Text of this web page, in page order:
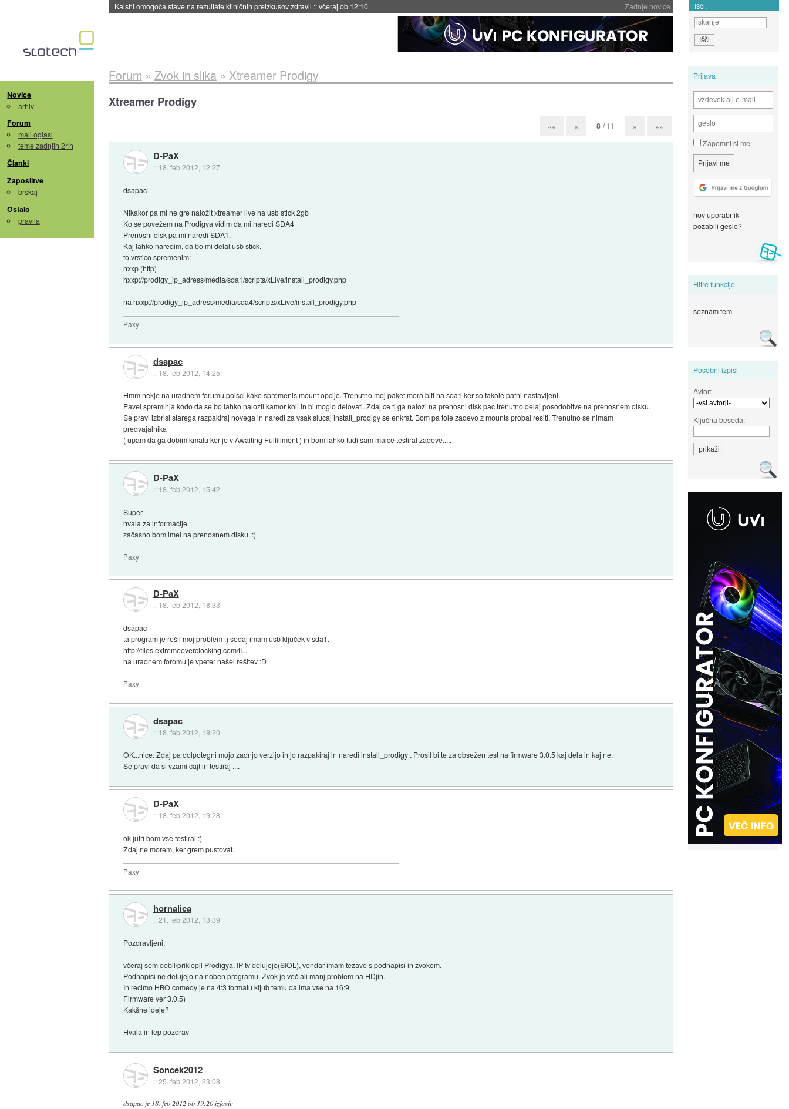
Zadnje novice
Sandisk že prodal več kot polovico SSD-jev za naslednji dve leti::včeraj ob 11:37 Išči:
Novice
arhiv
Forum
mali oglasi
teme zadnjih 24h
Članki
Zaposlitve
brskaj
Ostalo
pravila
Prijava
Zapomni si me
nov uporabnik
pozabili geslo?
Hitre funkcije
seznam tem
Posebni izpisi
Avtor:
Ključna beseda:
Forum » Zvok in slika» Xtreamer Prodigy
Xtreamer Prodigy
«« « 8 / 11 » »»
D-PaX
:: 18. feb 2012, 12:27
dsapac
Nikakor pa mi ne gre naložit xtreamer live na usb stick 2gb
Ko se povežem na Prodigya vidim da mi naredi SDA4
Prenosni disk pa mi naredi SDA1.
Kaj lahko naredim, da bo mi delal usb stick.
to vrstico spremenim:
hxxp (http)
hxxp://prodigy_ip_adress/media/sda1/scripts/xLive/install_prodigy.php
na hxxp://prodigy_ip_adress/media/sda4/scripts/xLive/install_prodigy.php
Paxy
dsapac
:: 18. feb 2012, 14:25
Hmm nekje na uradnem forumu poisci kako spremenis mount opcijo. Trenutno moj paket mora biti na sda1 ker so takole pathi nastavljeni.
Pavel spreminja kodo da se bo lahko nalozil kamor koli in bi moglo delovati. Zdaj ce ti ga nalozi na prenosni disk pac trenutno delaj posodobitve na prenosnem disku.
Se pravi izbrisi starega razpakiraj novega in naredi za vsak slucaj install_prodigy se enkrat. Bom pa tole zadevo z mounts probal resiti. Trenutno se nimam
predvajalnika
( upam da ga dobim kmalu ker je v Awaiting Fulfillment ) in bom lahko tudi sam malce testiral zadeve.....
D-PaX
:: 18. feb 2012, 15:42
Super
hvala za informacije
začasno bom imel na prenosnem disku. :)
Paxy
D-PaX
:: 18. feb 2012, 18:33
dsapac
ta program je rešil moj problem :) sedaj imam usb ključek v sda1.
http://files.extremeoverclocking.com/fi...
na uradnem foromu je vpeter našel rešitev :D
Paxy
dsapac
:: 18. feb 2012, 19:20
OK...nice. Zdaj pa dolpotegni mojo zadnjo verzijo in jo razpakiraj in naredi install_prodigy . Prosil bi te za obsežen test na firmware 3.0.5 kaj dela in kaj ne.
Se pravi da si vzami cajt in testiraj ....
D-PaX
:: 18. feb 2012, 19:28
ok jutri bom vse testiral :)
Zdaj ne morem, ker grem pustovat.
Paxy
hornalica
::21. feb 2012, 13:39
Pozdravljeni,
včeraj sem dobil/priklopil Prodigya. IP tv delujejo(SIOL), vendar imam težave s podnapisi in zvokom.
Podnapisi ne delujejo na noben programu. Zvok je več ali manj problem na HDjih.
In recimo HBO comedy je na 4:3 formatu kljub temu da ima vse na 16:9..
Firmware ver 3.0.5)
Kakšne ideje?
Hvala in lep pozdrav
Soncek2012
::25. feb 2012, 23:08
dsapacje 18. feb 2012 ob 19:20 izjavil: